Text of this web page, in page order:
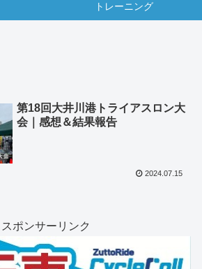
トレーニング
第18回大井川港トライアスロン大
会｜感想＆結果報告
2024.07.15
スポンサーリンク